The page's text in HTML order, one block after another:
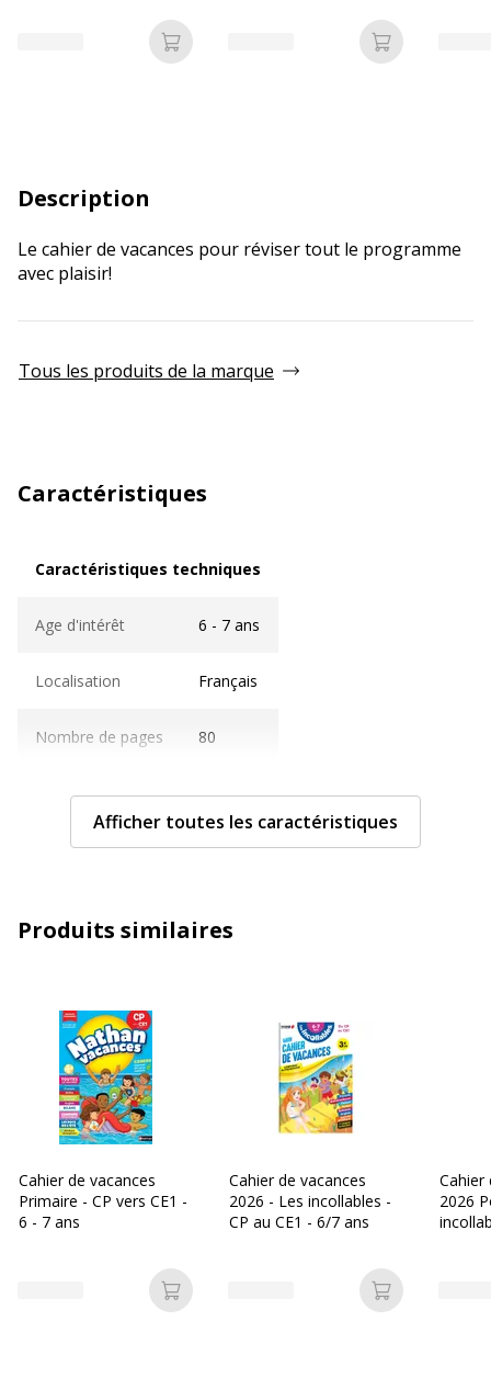
Ajouter au panier Ajouter au
Description
Le cahier de vacances pour réviser tout le programme
avec plaisir!
Tous les produits de la marque
Caractéristiques
Caractéristiques techniques
Age d'intérêt 6 - 7 ans
Localisation Français
Nombre de pages 80
Caractéristiques générales
Données d'identification
Données d'identification
Code barre maitre 9782017326403,9782017147848
Marque
Référence produit
fabricant
4372231
Dimensions et poids
Dimensions et poids
Afficher toutes les caractéristiques
Produits similaires
Cahier de vacances
Primaire - CP vers CE1 -
6 - 7 ans
Ajouter au panier
Cahier de vacances
2026 - Les incollables -
CP au CE1 - 6/7 ans
Ajouter au
Cahier
2026